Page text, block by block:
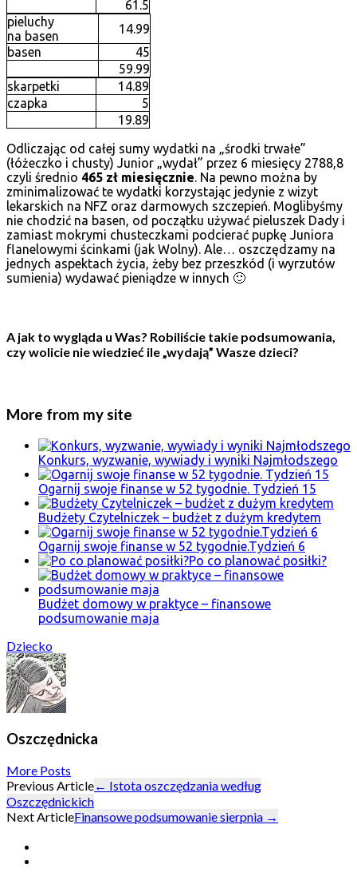
61.5
pieluchy
na basen
14.99
basen
45
59.99
skarpetki
14.89
czapka
5
19.89
Odliczając od całej sumy wydatki na „środki trwałe”
(łóżeczko i chusty) Junior „wydał” przez 6 miesięcy 2788,8
czyli średnio 465 zł miesięcznie . Na pewno można by
zminimalizować te wydatki korzystając jedynie z wizyt
lekarskich na NFZ oraz darmowych szczepień. Moglibyśmy
nie chodzić na basen, od początku używać pieluszek Dady i
zamiast mokrymi chusteczkami podcierać pupkę Juniora
flanelowymi ścinkami (jak Wolny). Ale… oszczędzamy na
jednych aspektach życia, żeby bez przeszkód (i wyrzutów
sumienia) wydawać pieniądze w innych 🙂
A jak to wygląda u Was? Robiliście takie podsumowania,
czy wolicie nie wiedzieć ile „wydają” Wasze dzieci?
More from my site
Konkurs, wyzwanie, wywiady i wyniki Najmłodszego
Ogarnij swoje finanse w 52 tygodnie. Tydzień 15
Budżety Czytelniczek – budżet z dużym kredytem
Ogarnij swoje finanse w 52 tygodnie.Tydzień 6
Po co planować posiłki?
Budżet domowy w praktyce – finansowe
podsumowanie maja
Dziecko
Oszczędnicka
More Posts
Post
navigation
Previous Article← Istota oszczędzania według
Oszczędnickich
Next ArticleFinansowe podsumowanie sierpnia →